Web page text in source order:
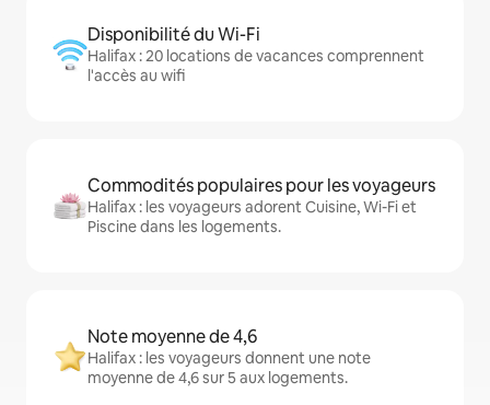
Disponibilité du Wi-Fi
Halifax : 20 locations de vacances comprennent
l'accès au wifi
Commodités populaires pour les voyageurs
Halifax : les voyageurs adorent Cuisine, Wi-Fi et
Piscine dans les logements.
Note moyenne de 4,6
Halifax : les voyageurs donnent une note
moyenne de 4,6 sur 5 aux logements.